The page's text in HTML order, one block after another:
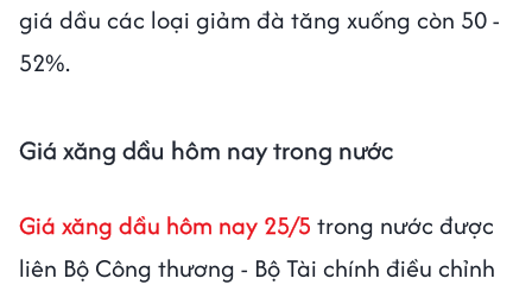
giá dầu các loại giảm đà tăng xuống còn 50 -
52%.
Giá xăng dầu hôm nay trong nước
Giá xăng dầu hôm nay 25/5 trong nước được
liên Bộ Công thương - Bộ Tài chính điều chỉnh